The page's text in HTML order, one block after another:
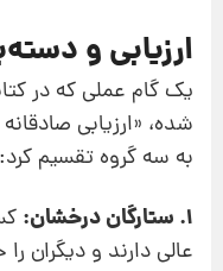
ارزیابی و
یک گام عملی که در
شده، «ارزیابی
به سه گروه تقسیم کرد:
1. ستارگان درخشان:
عالی دارند و دیگران